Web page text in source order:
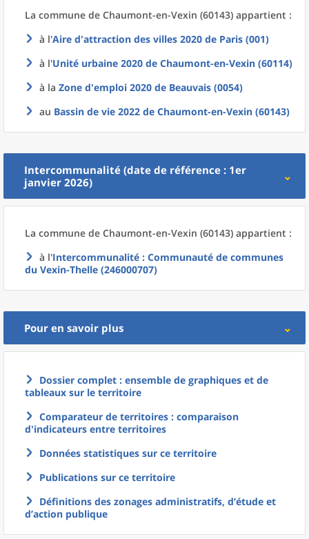
La commune de Chaumont-en-Vexin (60143) appartient :
à l'Aire d'attraction des villes 2020 de Paris (001)
à l'Unité urbaine 2020 de Chaumont-en-Vexin (60114)
à la Zone d'emploi 2020 de Beauvais (0054)
au Bassin de vie 2022 de Chaumont-en-Vexin (60143)
Intercommunalité (date de référence : 1er
janvier 2026)
La commune de Chaumont-en-Vexin (60143) appartient :
à l'Intercommunalité : Communauté de communes
du Vexin-Thelle (246000707)
Pour en savoir plus
Dossier complet : ensemble de graphiques et de
tableaux sur le territoire
Comparateur de territoires : comparaison
d'indicateurs entre territoires
Données statistiques sur ce territoire
Publications sur ce territoire
Définitions des zonages administratifs, d’étude et
d’action publique